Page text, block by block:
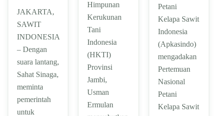
JAKARTA,
SAWIT
INDONESIA
– Dengan
suara lantang,
Sahat Sinaga,
meminta
pemerintah
untuk
Himpunan
Kerukunan
Tani
Indonesia
(HKTI)
Provinsi
Jambi,
Usman
Ermulan
Petani
Kelapa Sawit
Indonesia
(Apkasindo)
mengadakan
Pertemuan
Nasional
Petani
Kelapa Sawit